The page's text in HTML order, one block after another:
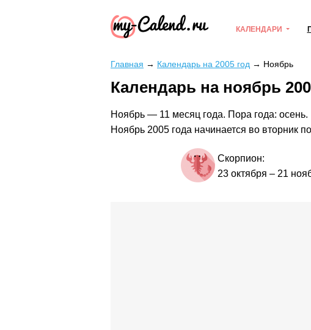
КАЛЕНДАРИ
Главная → Календарь на 2005 год → Ноябрь
Календарь на ноябрь
Ноябрь — 11 месяц года. Пора года: осень.
Ноябрь 2005 года начинается во вторник
Скорпион:
23 октября – 21